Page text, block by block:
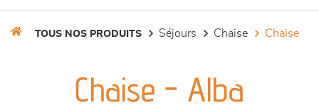
TOUS NOS PRODUITS séjours chaise chaise
Chaise - Alba